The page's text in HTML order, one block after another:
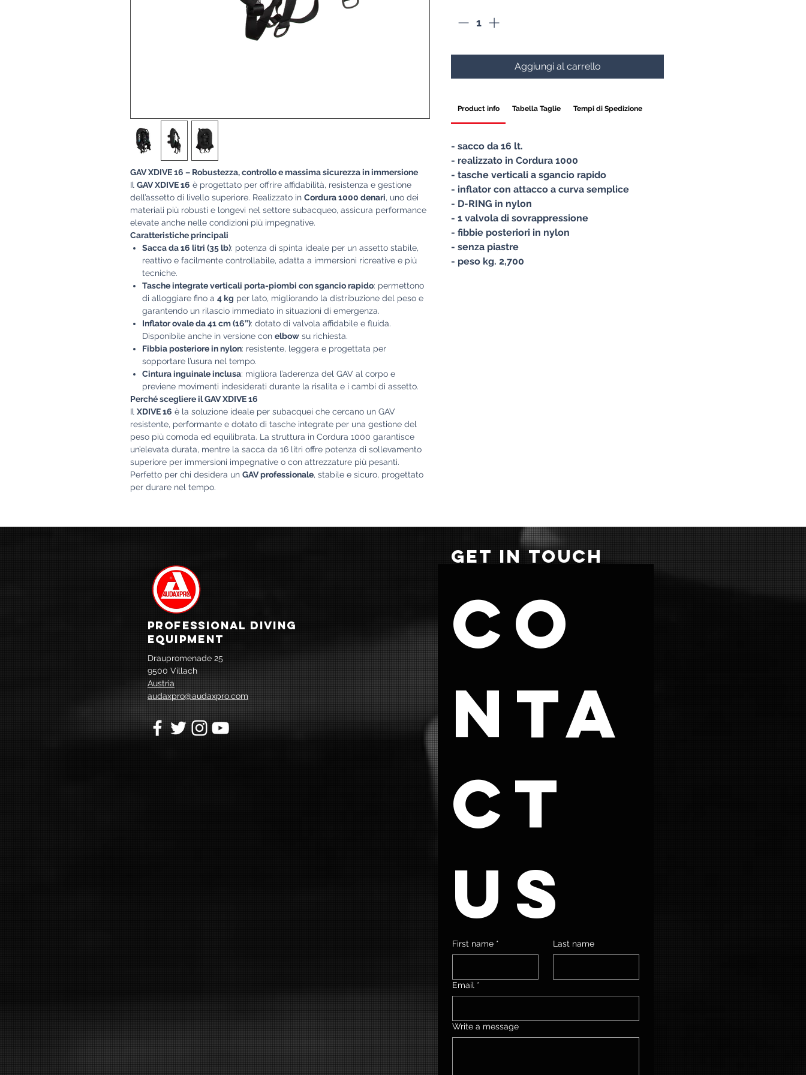
GAV XDIVE 16 – Robustezza, controllo e massima sicurezza in immersione
Il GAV XDIVE 16 è progettato per offrire affidabilità, resistenza e gestione
dell’assetto di livello superiore. Realizzato in Cordura 1000 denari, uno dei
materiali più robusti e longevi nel settore subacqueo, assicura performance
elevate anche nelle condizioni più impegnative.
Caratteristiche principali
Sacca da 16 litri (35 lb): potenza di spinta ideale per un assetto stabile,
reattivo e facilmente controllabile, adatta a immersioni ricreative e più
tecniche.
Tasche integrate verticali porta-piombi con sgancio rapido: permettono
di alloggiare fino a 4 kg per lato, migliorando la distribuzione del peso e
garantendo un rilascio immediato in situazioni di emergenza.
Inflator ovale da 41 cm (16’’): dotato di valvola affidabile e fluida.
Disponibile anche in versione con elbow su richiesta.
Fibbia posteriore in nylon: resistente, leggera e progettata per
sopportare l’usura nel tempo.
Cintura inguinale inclusa: migliora l’aderenza del GAV al corpo e
previene movimenti indesiderati durante la risalita e i cambi di assetto.
Perché scegliere il GAV XDIVE 16
Il XDIVE 16 è la soluzione ideale per subacquei che cercano un GAV
resistente, performante e dotato di tasche integrate per una gestione del
peso più comoda ed equilibrata. La struttura in Cordura 1000 garantisce
un’elevata durata, mentre la sacca da 16 litri offre potenza di sollevamento
superiore per immersioni impegnative o con attrezzature più pesanti.
Perfetto per chi desidera un GAV professionale, stabile e sicuro, progettato
per durare nel tempo.
Aggiungi al carrello
Product info Tabella Taglie Tempi di Spedizione
- sacco da 16 lt.
- realizzato in Cordura 1000
- tasche verticali a sgancio rapido
- inflator con attacco a curva semplice
- D-RING in nylon
- 1 valvola di sovrappressione
- fibbie posteriori in nylon
- senza piastre
- peso kg. 2,700
PROFESSIONAL DIVING
EQUIPMENT
Draupromenade 25
9500 Villach
Austria
audaxpro@audaxpro.com
GET IN TOUCH
Co
nta
ct
us
First name * Last name
Email *
Write a message